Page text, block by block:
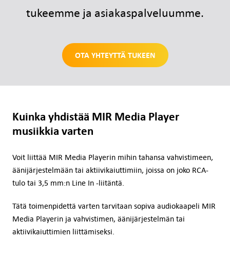
tukeemme ja asiakaspalveluumme.
OTA YHTEYTTÄ TUKEEN
Kuinka yhdistää MIR Media Player
musiikkia varten
Voit liittää MIR Media Playerin mihin tahansa vahvistimeen,
äänijärjestelmään tai aktiivikaiuttimiin, joissa on joko RCA-
tulo tai 3,5 mm:n Line In -liitäntä.
Tätä toimenpidettä varten tarvitaan sopiva audiokaapeli MIR
Media Playerin ja vahvistimen, äänijärjestelmän tai
aktiivikaiuttimien liittämiseksi.